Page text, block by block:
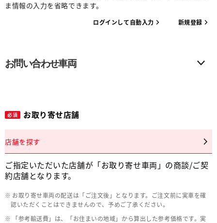
ま情報の入力を省略できます。
ログインして自動入力 新規登録
お問い合わせ車両
必須 お取り寄せ店舗
店舗を探す
ご指定いただいた店舗が「お取り寄せ車両」の商談/ご契
約店舗となります。
お取り寄せ車両の配送は「ご注文後」となります。ご注文前に実車を確
認いただくことはできませんので、予めご了承ください。
「参考輸送費」は、「お住まいの地域」から算出した参考価格です。実